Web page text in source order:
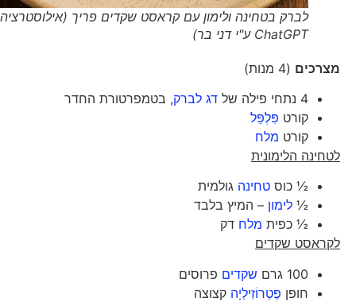
לברק בטחינה ולימון עם קראסט שקדים פריך (אילוסטרציה
ChatGPT ע"י דני בר)
מצרכים(4 מנות)
4 נתחי פילה של
דג לברק, בטמפרטורת החדר
קורטפִּלְפֵּל
קורטמלח
לטחינה הלימונית
½ כוסטחינהגולמית
½ לימון– המיץ בלבד
½ כפיתמלחדק
לקראסט שקדים
100 גרם
שקדיםפרוסים
חופןפֶּטְרוֹזִילְיָהקצוצה